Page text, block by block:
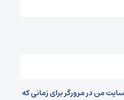
من در مرورگر برای زمانی که